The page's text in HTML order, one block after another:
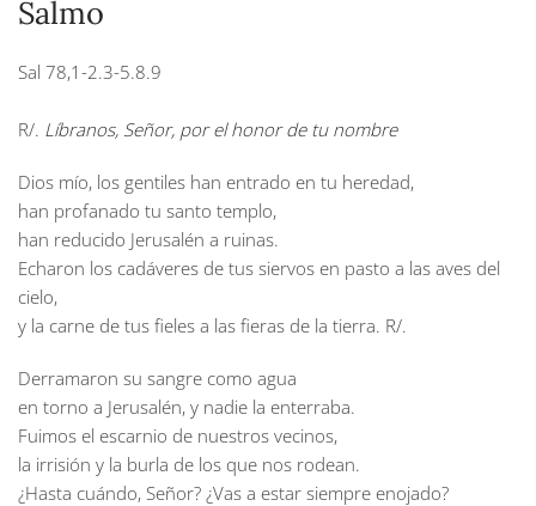
Salmo
Sal 78,1-2.3-5.8.9
R/. Líbranos, Señor, por el honor de tu nombre
Dios mío, los gentiles han entrado en tu heredad,
han profanado tu santo templo,
han reducido Jerusalén a ruinas.
Echaron los cadáveres de tus siervos en pasto a las aves del
cielo,
y la carne de tus fieles a las fieras de la tierra. R/.
Derramaron su sangre como agua
en torno a Jerusalén, y nadie la enterraba.
Fuimos el escarnio de nuestros vecinos,
la irrisión y la burla de los que nos rodean.
¿Hasta cuándo, Señor? ¿Vas a estar siempre enojado?